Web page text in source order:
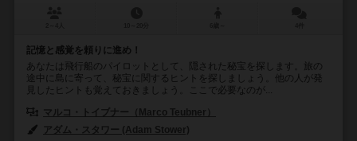
記憶と感覚を頼りに進め！
あなたは飛行船のパイロットとして、隠された秘宝を探します。旅の
途中に島に寄って、秘宝に関するヒントを探しましょう。他の人が発
見したヒントも覚えておきましょう。ここで必要なのが...
マルコ・トイブナー（Marco Teubner）
アダム・スタワー (Adam Stower)